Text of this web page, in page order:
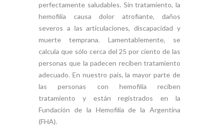
perfectamente saludables. Sin tratamiento, la
hemofilia causa dolor atrofiante, daños
severos a las articulaciones, discapacidad y
muerte temprana. Lamentablemente, se
calcula que sólo cerca del 25 por ciento de las
personas que la padecen reciben tratamiento
adecuado. En nuestro país, la mayor parte de
las personas con hemofilia reciben
tratamiento y están registrados en la
Fundación de la Hemofilia de la Argentina
(FHA).